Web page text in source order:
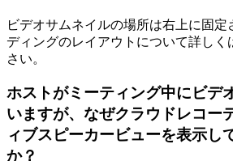
ビデオサムネイルの場所は右上に固定
ディングのレイアウトについて詳しく
さい。
ホストがミーティング中にビデ
いますが、なぜクラウドレコー
ィブスピーカービューを表示し
か？